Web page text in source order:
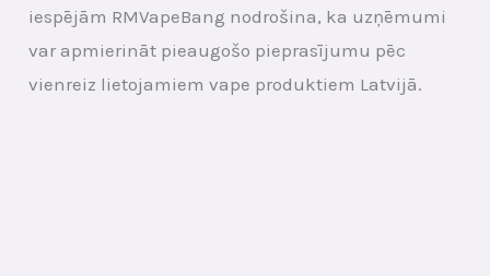
iespējām RMVapeBang nodrošina, ka uzņēmumi
var apmierināt pieaugošo pieprasījumu pēc
vienreiz lietojamiem vape produktiem Latvijā.